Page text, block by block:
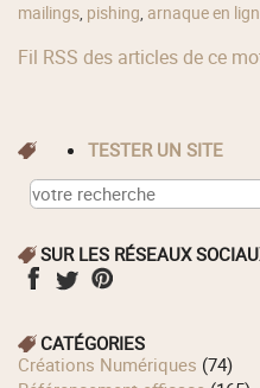
mailings, pishing, arnaque en
Fil RSS des articles de ce
TESTER UN SITE
SUR LES RÉSEAUX
CATÉGORIES
Créations Numériques (74)